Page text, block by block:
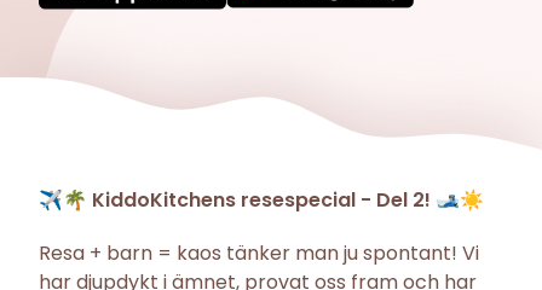
✈️🌴 KiddoKitchens resespecial - Del 2! 🎿☀️
Resa + barn = kaos tänker man ju spontant! Vi
har djupdykt i ämnet, provat oss fram och har